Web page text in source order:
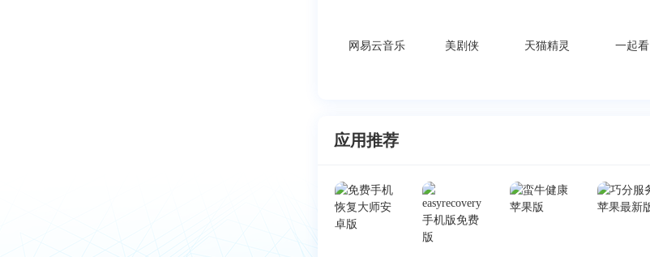
网易云音乐 美剧侠 天猫精灵 一起看
应用推荐